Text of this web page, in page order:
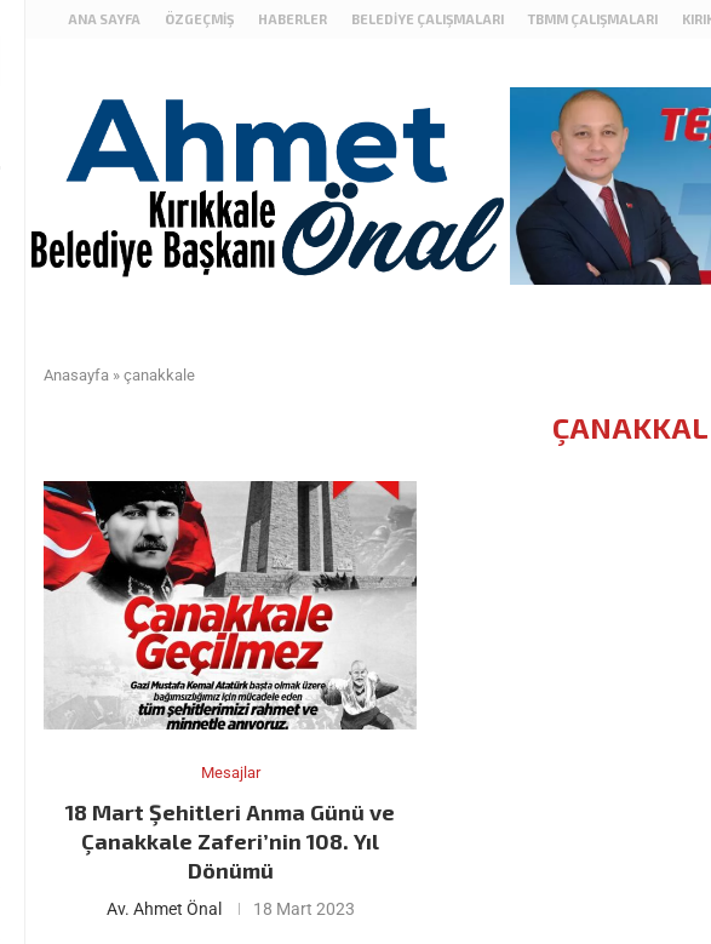
ANA SAYFA ÖZGEÇMIŞ HABERLER BELEDIYE ÇALIŞMALARI TBMM ÇALIŞMALARI
Anasayfa » çanakkale
Mesajlar
18 Mart Şehitleri Anma Günü ve
Çanakkale Zaferi’nin 108. Yıl
Dönümü
Av. Ahmet Önal 18 Mart 2023